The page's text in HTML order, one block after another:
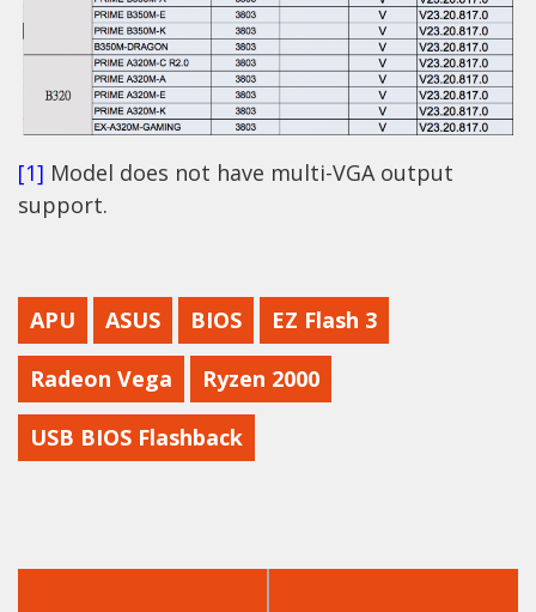
[1] Model does not have multi-VGA output
support.
APU ASUS BIOS EZ Flash 3
Radeon Vega Ryzen 2000
USB BIOS Flashback